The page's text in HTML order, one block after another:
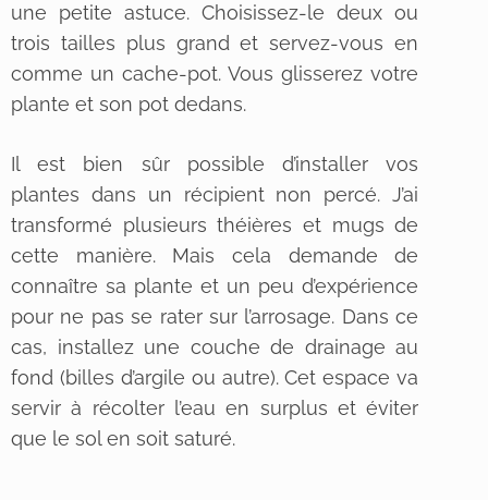
une petite astuce. Choisissez-le deux ou
trois tailles plus grand et servez-vous en
comme un cache-pot. Vous glisserez votre
plante et son pot dedans.
Il est bien sûr possible d’installer vos
plantes dans un récipient non percé. J’ai
transformé plusieurs théières et mugs de
cette manière. Mais cela demande de
connaître sa plante et un peu d’expérience
pour ne pas se rater sur l’arrosage. Dans ce
cas, installez une couche de drainage au
fond (billes d’argile ou autre). Cet espace va
servir à récolter l’eau en surplus et éviter
que le sol en soit saturé.